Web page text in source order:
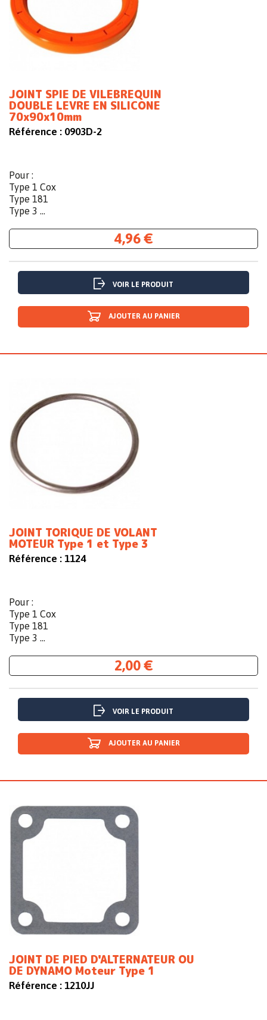
JOINT SPIE DE VILEBREQUIN
DOUBLE LEVRE EN SILICONE
70x90x10mm
Référence : 0903D-2
Pour :
Type 1 Cox
Type 181
Type 3 ...
4,96 €
VOIR LE PRODUIT
AJOUTER AU PANIER
JOINT TORIQUE DE VOLANT
MOTEUR Type 1 et Type 3
Référence : 1124
Pour :
Type 1 Cox
Type 181
Type 3 ...
2,00 €
VOIR LE PRODUIT
AJOUTER AU PANIER
JOINT DE PIED D'ALTERNATEUR OU
DE DYNAMO Moteur Type 1
Référence : 1210JJ